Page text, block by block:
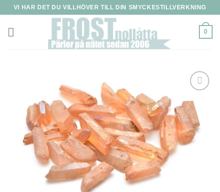
Skip
content
VI HAR DET DU VILLHÖVER TILL DIN SMYCKESTILLVERKNING
0